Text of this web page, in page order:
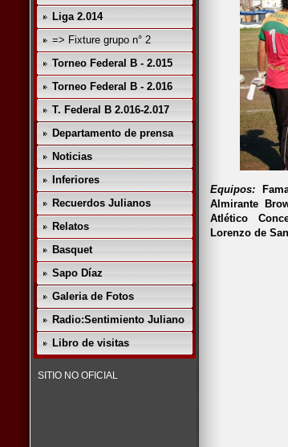
Liga 2.014
=> Fixture grupo n° 2
Torneo Federal B - 2.015
Torneo Federal B - 2.016
T. Federal B 2.016-2.017
Departamento de prensa
Noticias
Inferiores
Recuerdos Julianos
Relatos
Basquet
Sapo Díaz
Galeria de Fotos
Radio:Sentimiento Juliano
Libro de visitas
SITIO NO OFICIAL
Equipos:
Almirante
Atlético
Lorenzo de